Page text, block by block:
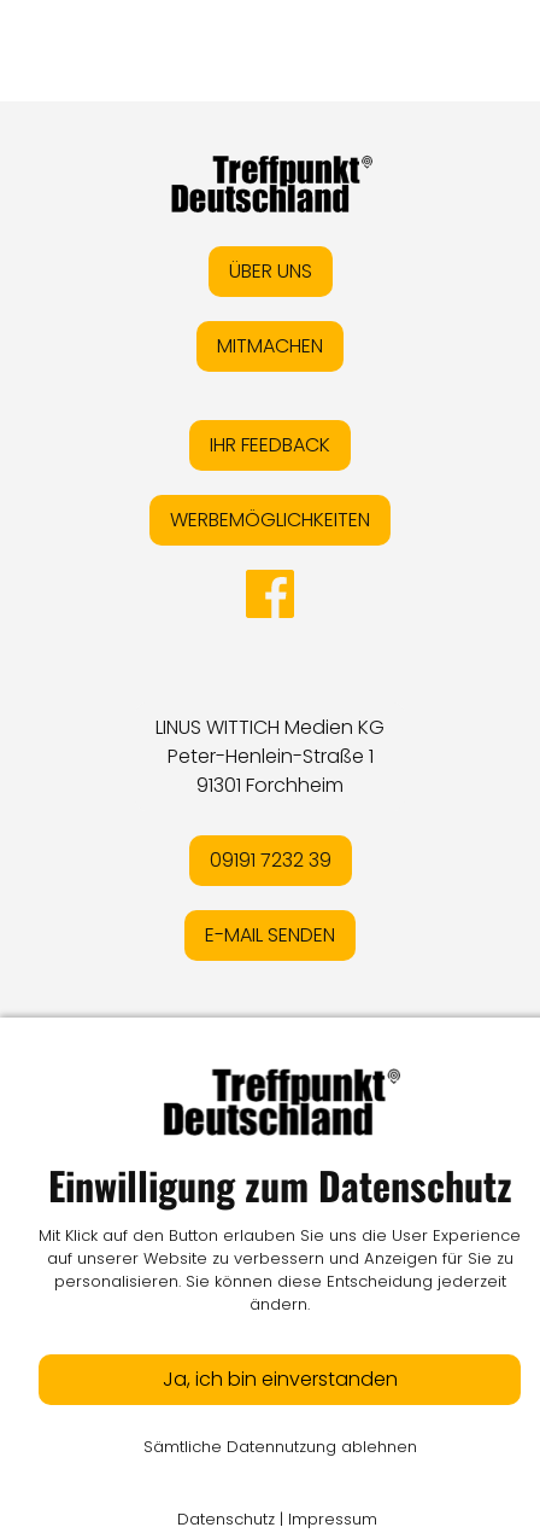
ÜBER UNS
MITMACHEN
IHR FEEDBACK
WERBEMÖGLICHKEITEN
LINUS WITTICH Medien KG
Peter-Henlein-Straße 1
91301 Forchheim
09191 7232 39
E-MAIL SENDEN
MediadatenIKontaktIVertrag widerrufen
© LW Medien GmbH
Einwilligung zum Datenschutz
Mit Klick auf den Button erlauben Sie uns die User Experience
auf unserer Website zu verbessern und Anzeigen für Sie zu
personalisieren. Sie können diese Entscheidung jederzeit
ändern.
Ja, ich bin einverstanden
Sämtliche Datennutzung ablehnen
Datenschutz | Impressum